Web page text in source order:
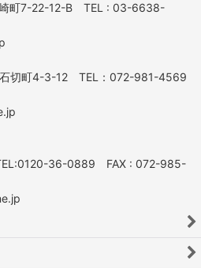
町7-22-12-B TEL : 03-6638-
石切町4-3-12 TEL：072-981-4569
36-0889 FAX : 072-985-